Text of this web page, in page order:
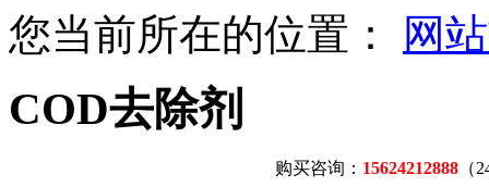
您当前所在的位置：
网
COD去除剂
购买咨询： 15624212888 （